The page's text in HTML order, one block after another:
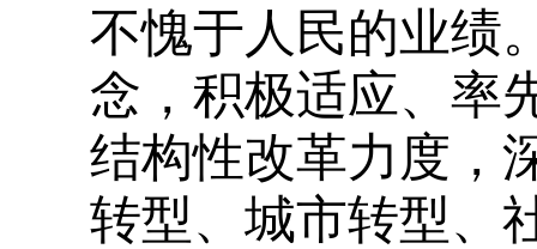
不愧于人民的业绩
念，积极适应、率
结构性改革力度，
转型、城市转型、